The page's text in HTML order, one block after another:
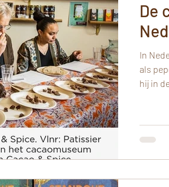
De
In
als
hij in
chocolade,